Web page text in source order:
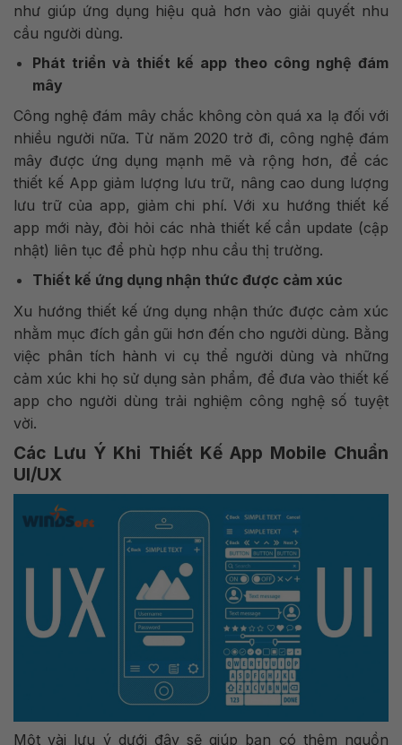
như giúp ứng dụng hiệu quả hơn vào giải quyết nhu
cầu người dùng.
Phát triển và thiết kế app theo công nghệ đám
mây
Công nghệ đám mây chắc không còn quá xa lạ đối với
nhiều người nữa. Từ năm 2020 trở đi, công nghệ đám
mây được ứng dụng mạnh mẽ và rộng hơn, để các
thiết kế App giảm lượng lưu trữ, nâng cao dung lượng
lưu trữ của app, giảm chi phí. Với xu hướng thiết kế
app mới này, đòi hỏi các nhà thiết kế cần update (cập
nhật) liên tục để phù hợp nhu cầu thị trường.
Thiết kế ứng dụng nhận thức được cảm xúc
Xu hướng thiết kế ứng dụng nhận thức được cảm xúc
nhằm mục đích gần gũi hơn đến cho người dùng. Bằng
việc phân tích hành vi cụ thể người dùng và những
cảm xúc khi họ sử dụng sản phẩm, để đưa vào thiết kế
app cho người dùng trải nghiệm công nghệ số tuyệt
vời.
Các Lưu Ý Khi Thiết Kế App Mobile Chuẩn
UI/UX
Một vài lưu ý dưới đây sẽ giúp bạn có thêm nguồn